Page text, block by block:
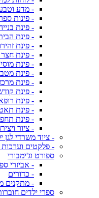
- מדע
- פינות
- פינת
- פינת
- פינת
- פינת חצר
- פינת
- פינת
- פינת
- פינת
- פינת
- פינת
- פינת
- ציור
- ציוד משרדי לגן
- פלקטים וערכות
ספורט וג'ימבורי
- אביזרי
- כדורים
- מתקנים
ספרי ילדים